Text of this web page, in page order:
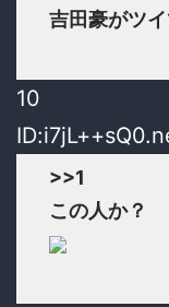
吉田豪がツ
10
>>1
この人か？